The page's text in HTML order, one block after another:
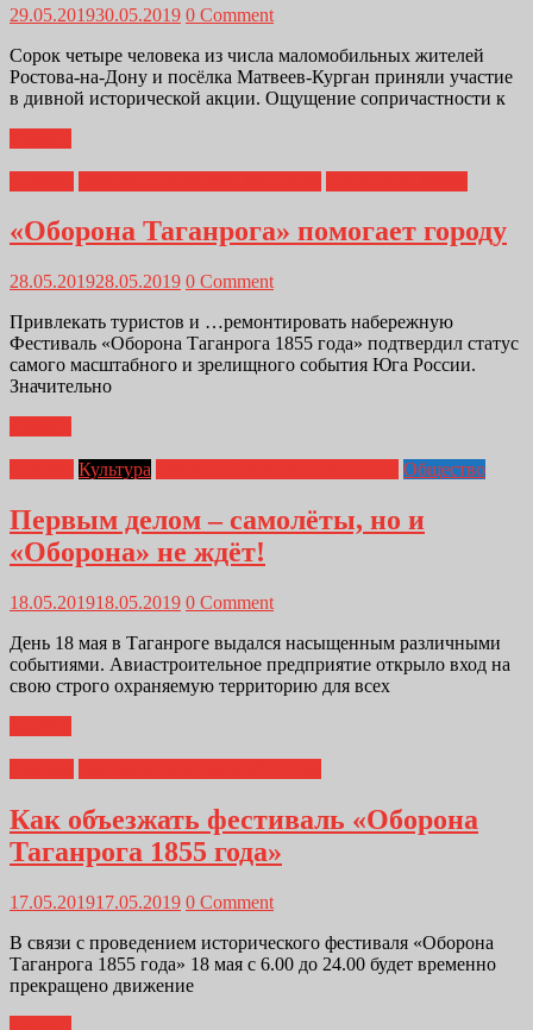
29.05.201930.05.2019 0 Comment
Сорок четыре человека из числа маломобильных жителей
Ростова-на-Дону и посёлка Матвеев-Курган приняли участие
в дивной исторической акции. Ощущение сопричастности к
«Оборона Таганрога» помогает городу
28.05.201928.05.2019 0 Comment
Привлекать туристов и …ремонтировать набережную
Фестиваль «Оборона Таганрога 1855 года» подтвердил статус
самого масштабного и зрелищного события Юга России.
Значительно
Культура Общество
Первым делом – самолёты, но и
«Оборона» не ждёт!
18.05.201918.05.2019 0 Comment
День 18 мая в Таганроге выдался насыщенным различными
событиями. Авиастроительное предприятие открыло вход на
свою строго охраняемую территорию для всех
Как объезжать фестиваль «Оборона
Таганрога 1855 года»
17.05.201917.05.2019 0 Comment
В связи с проведением исторического фестиваля «Оборона
Таганрога 1855 года» 18 мая с 6.00 до 24.00 будет временно
прекращено движение